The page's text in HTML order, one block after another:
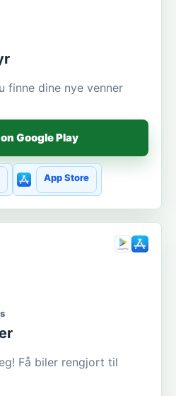
finne dine nye venner
Google Play
App Store
Få biler rengjort til